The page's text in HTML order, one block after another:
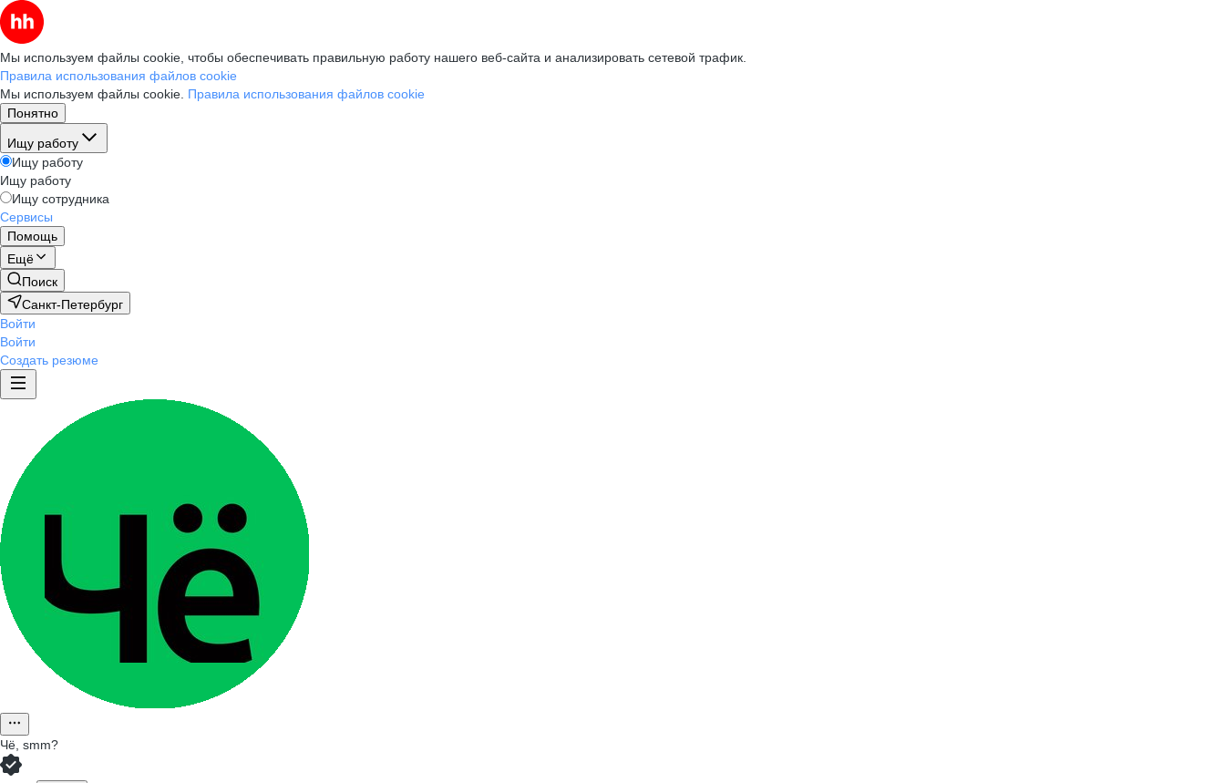
Мы используем файлы cookie, чтобы обеспечивать правильную работу нашего веб-сайта и анализировать сетевой трафик.
Правила использования файлов cookie
Мы используем файлы cookie. Правила использования файлов cookie
Понятно
Ищу работу
Ищу работу
Ищу работу
Ищу сотрудника
Сервисы
Помощь
Ещё
Поиск
Санкт-Петербург
Войти
Войти
Создать резюме
Чё, smm?